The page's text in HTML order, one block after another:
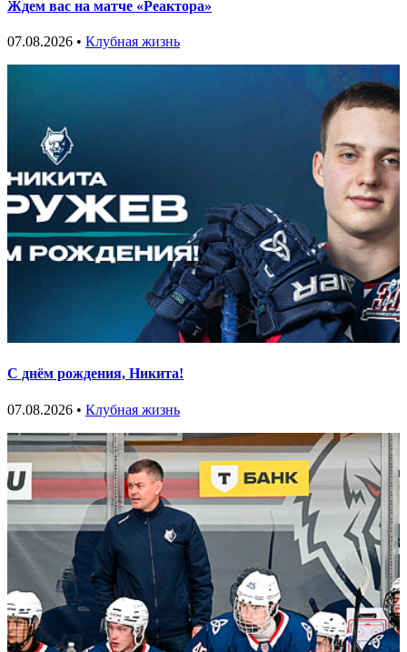
Ждем вас на матче «Реактора»
07.08.2026 • Клубная жизнь
С днём рождения, Никита!
07.08.2026 • Клубная жизнь